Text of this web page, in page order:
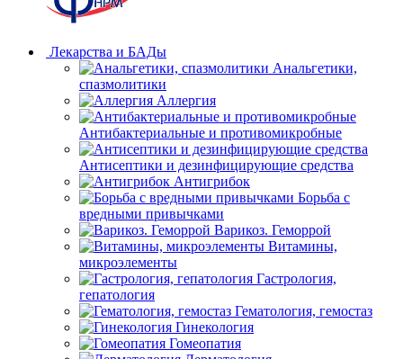
Лекарства и БАДы
Анальгетики,
спазмолитики
Аллергия
Антибактериальные и противомикробные
Антисептики и дезинфицирующие средства
Антигрибок
Борьба с
вредными привычками
Варикоз. Геморрой
Витамины,
микроэлементы
Гастрология,
гепатология
Гематология, гемостаз
Гинекология
Гомеопатия